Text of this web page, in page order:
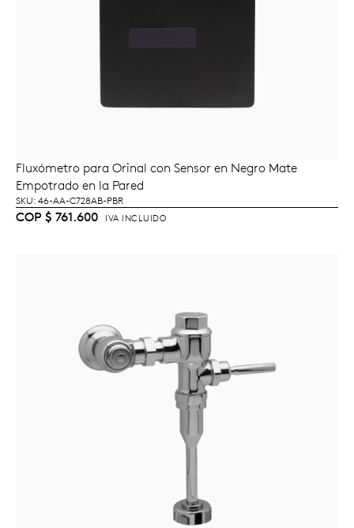
AÑADIR AL CARRITO
Fluxómetro para Orinal con Sensor en Negro Mate
Empotrado en la Pared
SKU: 46-AA-C728AB-PBR
COP $ 761.600 IVA INCLUIDO